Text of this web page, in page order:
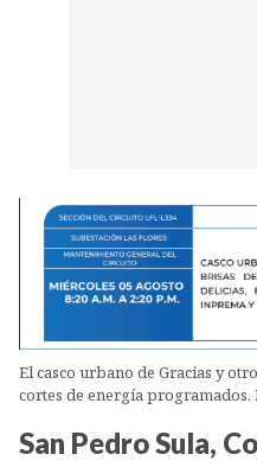
El casco urbano de Gracias y
cortes de energía programados.
San Pedro Sula,